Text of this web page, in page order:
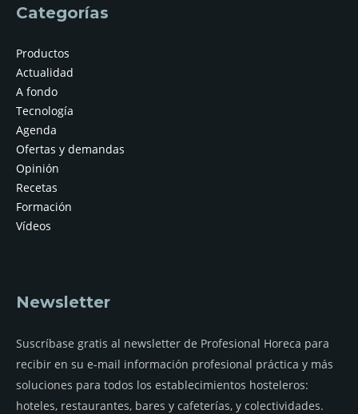
Categorías
Productos
Actualidad
A fondo
Tecnología
Agenda
Ofertas y demandas
Opinión
Recetas
Formación
Vídeos
Newsletter
Suscríbase gratis al newsletter de Profesional Horeca para
recibir en su e-mail información profesional práctica y más
soluciones para todos los establecimientos hosteleros:
hoteles, restaurantes, bares y cafeterías, y colectividades.